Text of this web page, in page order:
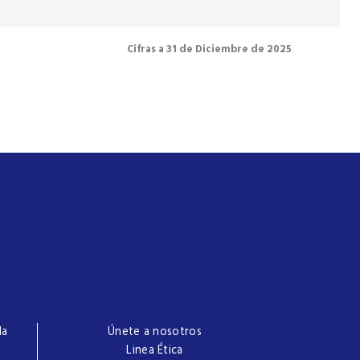
Cifras a 31 de Diciembre de 2025
Únete a nosotros
Linea Ética